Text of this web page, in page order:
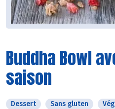
Buddha Bowl
saison
Dessert Sans gluten